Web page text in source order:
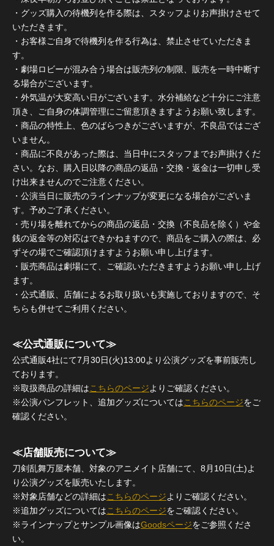
・グッズ購入の待機列を作る際は、スタッフよりお声掛けさせて
いただきます。
・お客様ご自身で待機列を作る行為は、禁止させていただきま
す。
・劇場ロビーが混み合う場合は販売列の制限、販売を一時中断す
る場合がございます。
・外気温が大変高い日がございます。水分補給など十分にご注意
頂き、ご自身の体調管理にご留意頂きますようお願い致します。
・商品の特性上、色のばらつきがございますが、不良品ではござ
いません。
・商品に不良があった際は、当日中にスタッフまでお声掛けくだ
さい。なお、購入日以降の商品の返品・交換・返金は一切申し受
け出来ませんのでご注意ください。
・公演当日に販売のラインナップが変更になる場合がございま
す。予めご了承ください。
・売り場を離れてからの商品の返品・交換（不良品を除く）や金
銭の返金等の対応はできかねますので、商品をご購入の際は、必
ずその場でご確認頂けますようお願い申し上げます。
・販売商品は劇場にて、ご確認いただきますようお願い申し上げ
ます。
・公式通販、店舗によるお取り扱いも実施しておりますので、そ
ちらも併せてご利用ください。
≪公式通販について≫
公式通販4社にて7月30日(火)13:00より公演グッズを事前販売し
ております。
※取扱商品の詳細はこちらのページよりご確認ください。
※公演パンフレット、追加グッズについてはこちらのページをご
確認ください。
≪店舗販売について≫
刀剣乱舞万屋本舗、対象のアニメイト店舗にて、8月10日(土)よ
り公演グッズを販売いたします。
※対象店舗などの詳細はこちらのページよりご確認ください。
※追加グッズについてはこちらのページをご確認ください。
※ラインナップとサンプル画像はGoodsページをご参照くださ
い。